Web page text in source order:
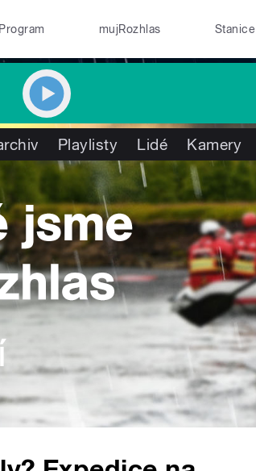
Program mujRozhlas Stanice
Playlisty Lidé Kamery